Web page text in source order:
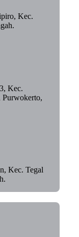
Kec.
Kec.
Purwokerto,
Kec. Tegal